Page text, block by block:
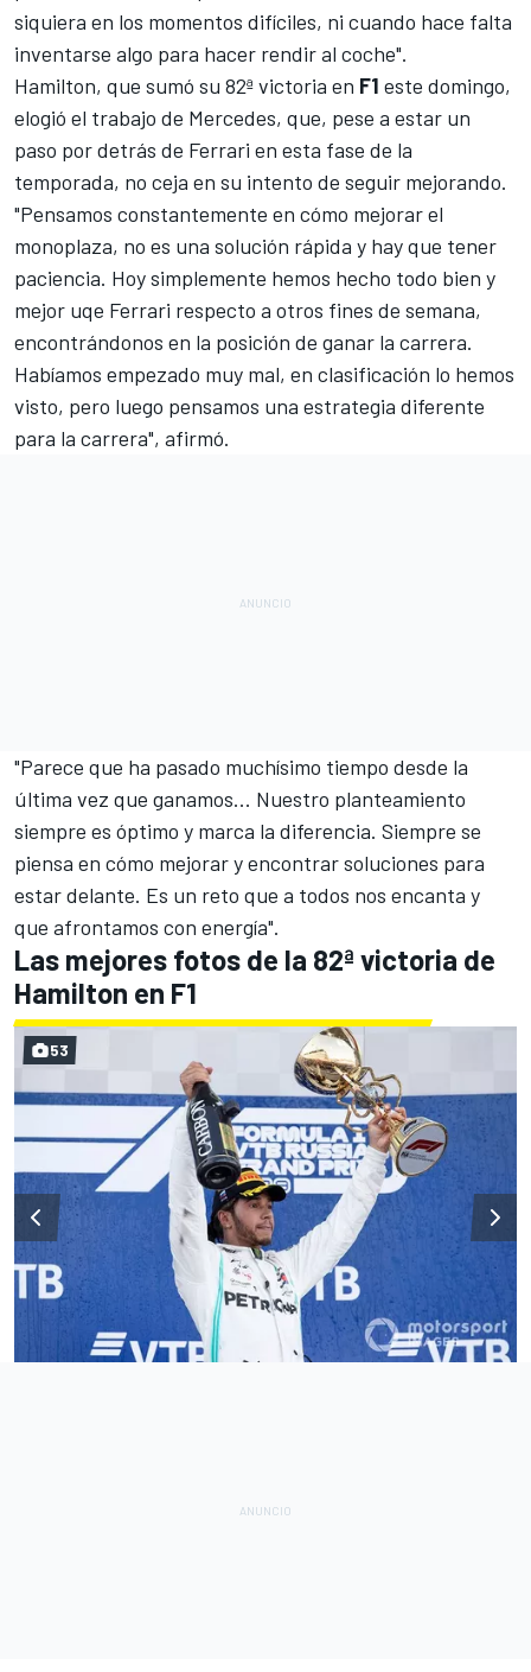
siquiera en los momentos difíciles, ni cuando hace falta
inventarse algo para hacer rendir al coche".
Hamilton, que sumó su 82ª victoria en F1 este domingo,
elogió el trabajo de Mercedes, que, pese a estar un
paso por detrás de Ferrari en esta fase de la
temporada, no ceja en su intento de seguir mejorando.
"Pensamos constantemente en cómo mejorar el
monoplaza, no es una solución rápida y hay que tener
paciencia. Hoy simplemente hemos hecho todo bien y
mejor uqe Ferrari respecto a otros fines de semana,
encontrándonos en la posición de ganar la carrera.
Habíamos empezado muy mal, en clasificación lo hemos
visto, pero luego pensamos una estrategia diferente
para la carrera", afirmó.
"Parece que ha pasado muchísimo tiempo desde la
última vez que ganamos... Nuestro planteamiento
siempre es óptimo y marca la diferencia. Siempre se
piensa en cómo mejorar y encontrar soluciones para
estar delante. Es un reto que a todos nos encanta y
que afrontamos con energía".
Las mejores fotos de la 82ª victoria de
Hamilton en F1
53